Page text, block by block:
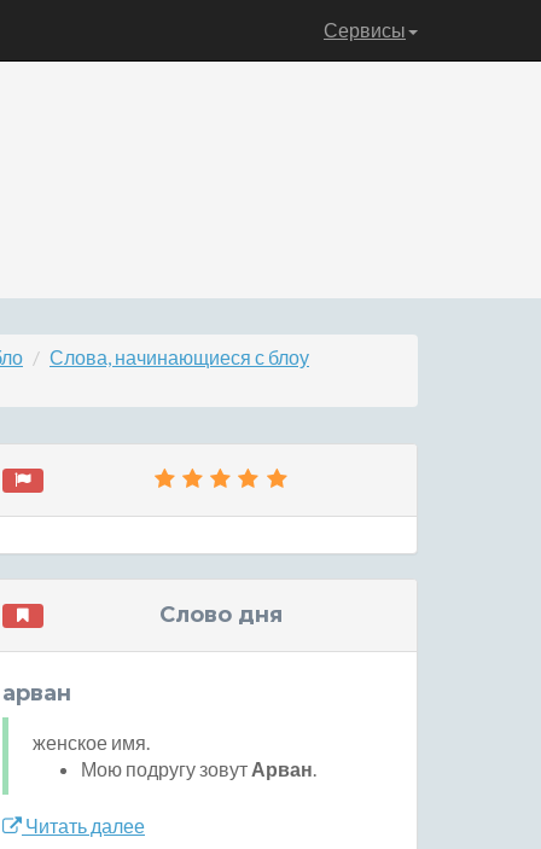
Сервисы
Слова, начинающиеся с блоу
Слово дня
арван
женское имя.
Мою подругу зовут Арван.
Читать далее